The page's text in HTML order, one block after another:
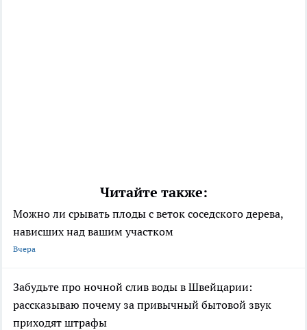
Читайте также:
Можно ли срывать плоды с веток соседского дерева,
нависших над вашим участком
Вчера
Забудьте про ночной слив воды в Швейцарии:
рассказываю почему за привычный бытовой звук
приходят штрафы